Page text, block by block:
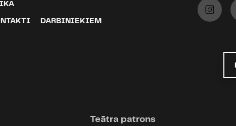
DARBINIEKIEM
Teātra patrons